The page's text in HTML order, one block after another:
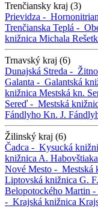
Trenčiansky kraj (3)
Prievidza -
Trenčianska Teplá -
knižnica Michala
Trnavský kraj (6)
Dunajská Streda -
Galanta - Galantská
knižnica Mestská kn.
Sereď - Mestská
Fándlyho Kn. J.
Žilinský kraj (6)
Čadca - Kysucká
knižnica A. Habovštiaka
Nové Mesto - Mestská
Liptovská knižnica G.
Belopotockého Martin -
- Krajská knižnica